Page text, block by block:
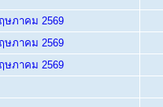
ษภาคม 2569
ษภาคม 2569
ษภาคม 2569